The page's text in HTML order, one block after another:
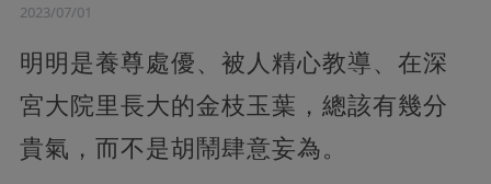
2023/07/01
明明是養尊處優、被人精心教導、在深
宮大院里長大的金枝玉葉，總該有幾分
貴氣，而不是胡鬧肆意妄為。